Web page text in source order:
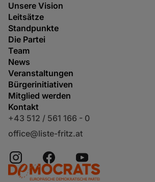
Unsere Vision
Leitsätze
Standpunkte
Die Partei
Team
News
Veranstaltungen
Bürgerinitiativen
Mitglied werden
Kontakt
+43 512 / 561 166 - 0
office@liste-fritz.at